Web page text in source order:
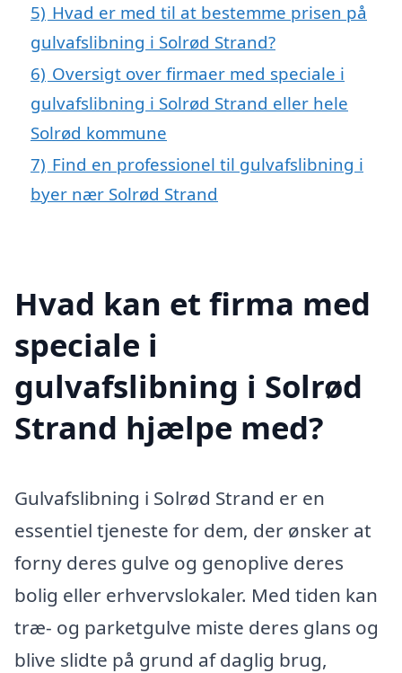
5) Hvad er med til at bestemme prisen på
gulvafslibning i Solrød Strand?
6) Oversigt over firmaer med speciale i
gulvafslibning i Solrød Strand eller hele
Solrød kommune
7) Find en professionel til gulvafslibning i
byer nær Solrød Strand
Hvad kan et firma med
speciale i
gulvafslibning i Solrød
Strand hjælpe med?
Gulvafslibning i Solrød Strand er en
essentiel tjeneste for dem, der ønsker at
forny deres gulve og genoplive deres
bolig eller erhvervslokaler. Med tiden kan
træ- og parketgulve miste deres glans og
blive slidte på grund af daglig brug,